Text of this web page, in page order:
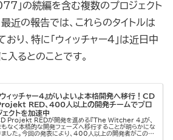
」の続編を含む複数のプロジェクト
近の報告では、これらのタイトルは
り、特に「ウィッチャー4」は近日中
るとのことです。
ウィッチャー4』がいよいよ本格開発へ移行！CD
RED、400人以上の開発チームでプロ
ェクトを加速中
Projekt REDが開発を進める『The Witcher 4』が、
もなく本格的な開発フェーズへ移行することが明らかにな
ました。今回の発表により、400人以上の開発者がこのプ